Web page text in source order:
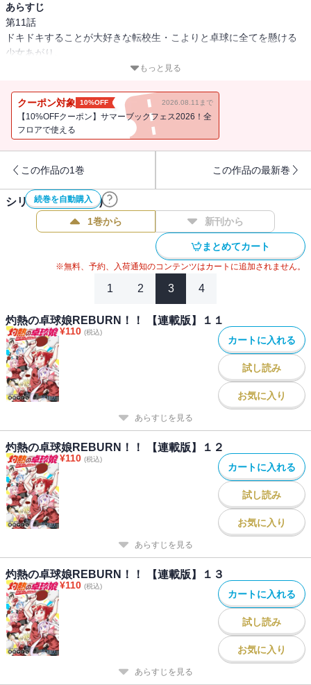
あらすじ
第11話
ドキドキすることが大好きな転校生・こよりと卓球に全てを懸ける
少女あがり。
2人の出会いが中学卓球界に灼熱の旋風を巻き起こす!!
渦巻く激戦を制し、雀が原は次なるステージ・都大会へ！
こより達は並み居る強豪を打ち破り、全国への切符を掴むことがで
きるのか――!?
※この作品はWEBコミックサイト「ストーリアダッシュ」にて掲載
されたものです。
もっと見る
クーポン対象 10%OFF 2026.08.11まで
【10%OFFクーポン】サマーブックフェス2026！全
フロアで使える
この作品の1巻 この作品の最新巻
続巻を自動購入
シリーズ作品(31件)
1巻から 新刊から
まとめてカート
※無料、予約、入荷通知のコンテンツはカートに追加されません。
1 2 3 4
灼熱の卓球娘REBURN！！ 【連載版】１１
¥110 (税込)
カートに入れる
試し読み
お気に入り
あらすじを見る
灼熱の卓球娘REBURN！！ 【連載版】１２
¥110 (税込)
カートに入れる
試し読み
お気に入り
あらすじを見る
灼熱の卓球娘REBURN！！ 【連載版】１３
¥110 (税込)
カートに入れる
試し読み
お気に入り
あらすじを見る